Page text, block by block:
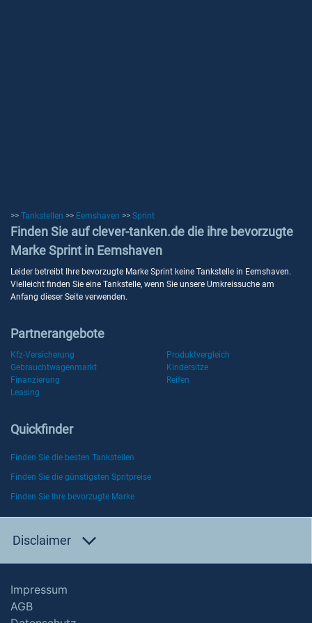
>> Tankstellen >> Eemshaven >> Sprint
Finden Sie auf clever-tanken.de die ihre bevorzugte
Marke Sprint in Eemshaven
Leider betreibt Ihre bevorzugte Marke Sprint keine Tankstelle in Eemshaven.
Vielleicht finden Sie eine Tankstelle, wenn Sie unsere Umkreissuche am
Anfang dieser Seite verwenden.
Partnerangebote
Kfz-Versicherung
Produktvergleich
Gebrauchtwagenmarkt
Kindersitze
Finanzierung
Reifen
Leasing
Quickfinder
Finden Sie die besten Tankstellen
Finden Sie die günstigsten Spritpreise
Finden Sie Ihre bevorzugte Marke
Disclaimer
Impressum
AGB